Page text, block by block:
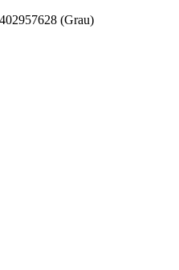
(Grau)